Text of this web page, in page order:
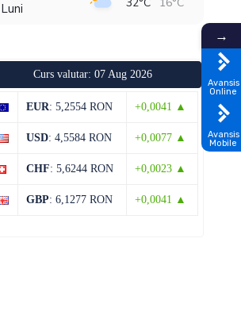
Luni
29°C 18°C
Joi 29°C 18°C
14 august
Curs valutar: 07 Aug 2026
EUR: 5,2554 RON +0,0041 ▲
USD: 4,5584 RON +0,0077 ▲
CHF: 5,6244 RON +0,0023 ▲
GBP: 6,1277 RON +0,0041 ▲
→
Avansis
Online
Avansis
Mobile